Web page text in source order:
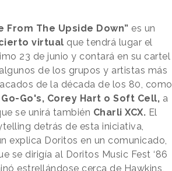
From The Upside Down” es un
virtual que tendrá lugar el
23 de junio y contará en su cartel
de los grupos y artistas más
de la década de los 80, como
Go's, Corey Hart o Soft Cell, a
se unirá también Charli XCX. El
detrás de esta iniciativa,
explica Doritos en un comunicado,
se dirigía al Doritos Music Fest ‘86
estrellándose cerca de Hawkins,